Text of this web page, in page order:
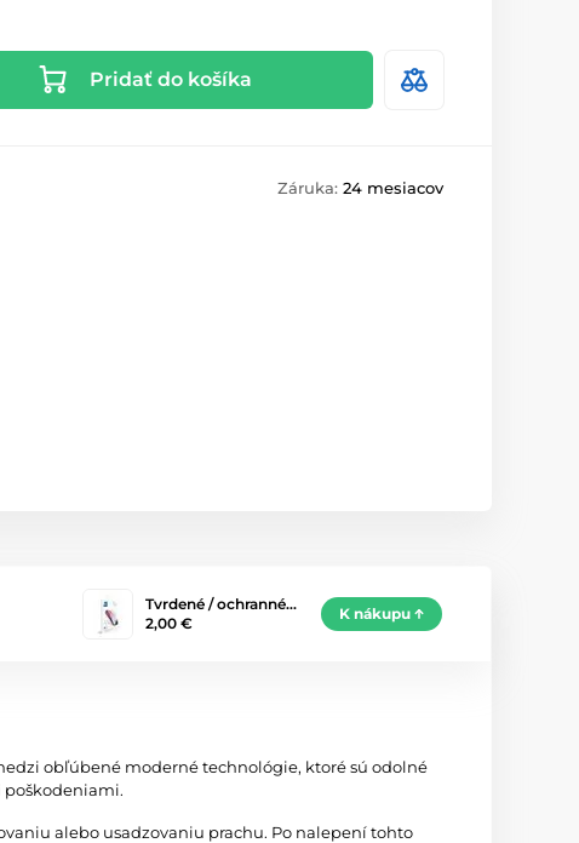
Pridať do košíka
Záruka: 24 mesiacov
Tvrdené / ochranné…
2,00 €
K nákupu
obľúbené moderné technológie, ktoré sú odolné
poškodeniami.
alebo usadzovaniu prachu. Po nalepení tohto